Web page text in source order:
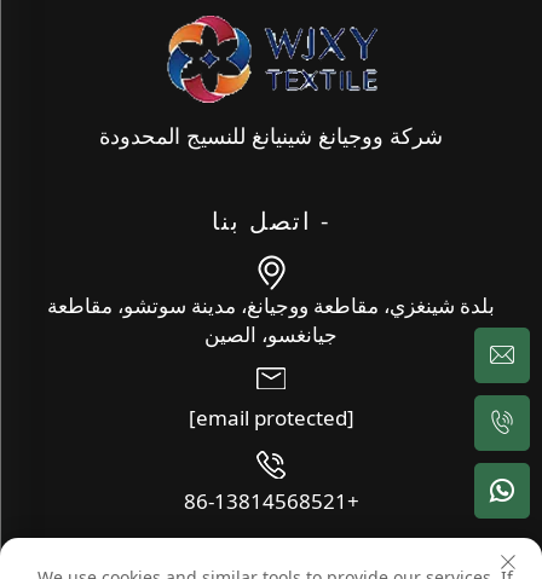
شركة ووجيانغ شينيانغ للنسيج المحدودة
- اتصل بنا
بلدة شينغزي، مقاطعة ووجيانغ، مدينة سوتشو، مقاطعة
جيانغسو، الصين
[email protected]
+86-13814568521